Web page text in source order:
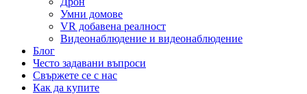
Умни домове
VR добавена реалност
Видеонаблюдение и видеонаблюдение
Блог
Често задавани въпроси
Свържете се с нас
Как да купите